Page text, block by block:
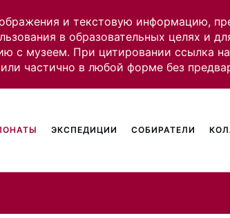
и текстовую информацию,
в образовательных целях и
с музеем. При цитировании ссылка
частично в любой форме без
ЭКСПЕДИЦИИ СОБИРАТЕЛИ